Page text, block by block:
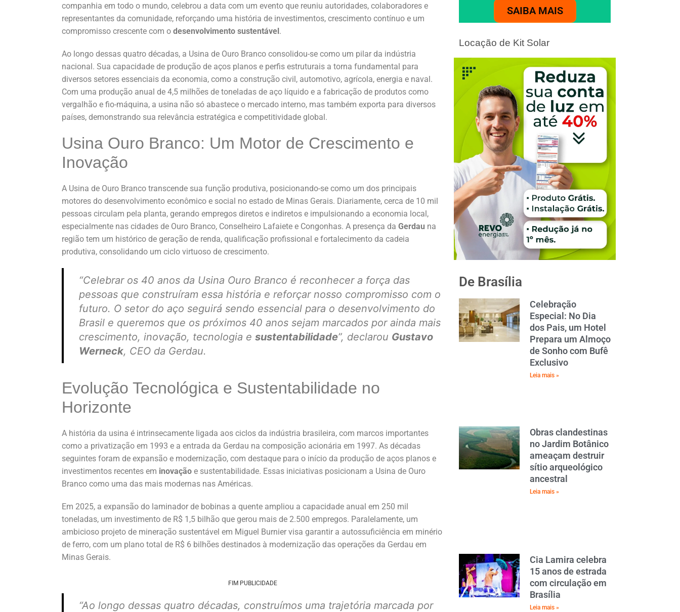
companhia em todo o mundo, celebrou a data com um evento que reuniu autoridades, colaboradores e
representantes da comunidade, reforçando uma história de investimentos, crescimento contínuo e um
compromisso crescente com o desenvolvimento sustentável.
Ao longo dessas quatro décadas, a Usina de Ouro Branco consolidou-se como um pilar da indústria
nacional. Sua capacidade de produção de aços planos e perfis estruturais a torna fundamental para
diversos setores essenciais da economia, como a construção civil, automotivo, agrícola, energia e naval.
Com uma produção anual de 4,5 milhões de toneladas de aço líquido e a fabricação de produtos como
vergalhão e fio-máquina, a usina não só abastece o mercado interno, mas também exporta para diversos
países, demonstrando sua relevância estratégica e competitividade global.
Usina Ouro Branco: Um Motor de Crescimento e
Inovação
A Usina de Ouro Branco transcende sua função produtiva, posicionando-se como um dos principais
motores do desenvolvimento econômico e social no estado de Minas Gerais. Diariamente, cerca de 10 mil
pessoas circulam pela planta, gerando empregos diretos e indiretos e impulsionando a economia local,
especialmente nas cidades de Ouro Branco, Conselheiro Lafaiete e Congonhas. A presença da Gerdau na
região tem um histórico de geração de renda, qualificação profissional e fortalecimento da cadeia
produtiva, consolidando um ciclo virtuoso de crescimento.
“Celebrar os 40 anos da Usina Ouro Branco é reconhecer a força das
pessoas que construíram essa história e reforçar nosso compromisso com o
futuro. O setor do aço seguirá sendo essencial para o desenvolvimento do
Brasil e queremos que os próximos 40 anos sejam marcados por ainda mais
crescimento, inovação, tecnologia e sustentabilidade”, declarou Gustavo
Werneck, CEO da Gerdau.
Evolução Tecnológica e Sustentabilidade no
Horizonte
A história da usina é intrinsecamente ligada aos ciclos da indústria brasileira, com marcos importantes
como a privatização em 1993 e a entrada da Gerdau na composição acionária em 1997. As décadas
seguintes foram de expansão e modernização, com destaque para o início da produção de aços planos e
investimentos recentes em inovação e sustentabilidade. Essas iniciativas posicionam a Usina de Ouro
Branco como uma das mais modernas nas Américas.
Em 2025, a expansão do laminador de bobinas a quente ampliou a capacidade anual em 250 mil
toneladas, um investimento de R$ 1,5 bilhão que gerou mais de 2.500 empregos. Paralelamente, um
ambicioso projeto de mineração sustentável em Miguel Burnier visa garantir a autossuficiência em minério
de ferro, com um plano total de R$ 6 bilhões destinados à modernização das operações da Gerdau em
Minas Gerais.
FIM PUBLICIDADE
“Ao longo dessas quatro décadas, construímos uma trajetória marcada por
SAIBA MAIS
Locação de Kit Solar
De Brasília
Celebração
Especial: No Dia
dos Pais, um Hotel
Prepara um Almoço
de Sonho com Bufê
Exclusivo
Leia mais »
Obras clandestinas
no Jardim Botânico
ameaçam destruir
sítio arqueológico
ancestral
Leia mais »
Cia Lamira celebra
15 anos de estrada
com circulação em
Brasília
Leia mais »